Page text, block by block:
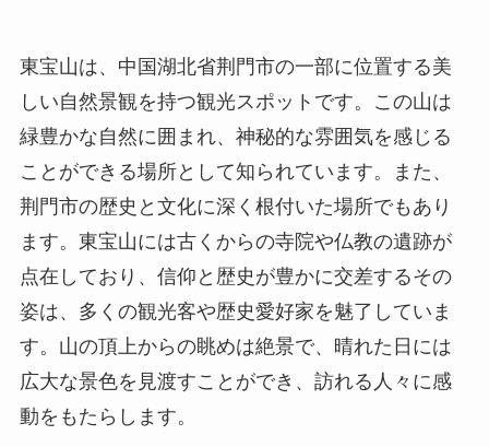
東宝山は、中国湖北省荆門市の一部に位置する美
しい自然景観を持つ観光スポットです。この山は
緑豊かな自然に囲まれ、神秘的な雰囲気を感じる
ことができる場所として知られています。また、
荆門市の歴史と文化に深く根付いた場所でもあり
ます。東宝山には古くからの寺院や仏教の遺跡が
点在しており、信仰と歴史が豊かに交差するその
姿は、多くの観光客や歴史愛好家を魅了していま
す。山の頂上からの眺めは絶景で、晴れた日には
広大な景色を見渡すことができ、訪れる人々に感
動をもたらします。